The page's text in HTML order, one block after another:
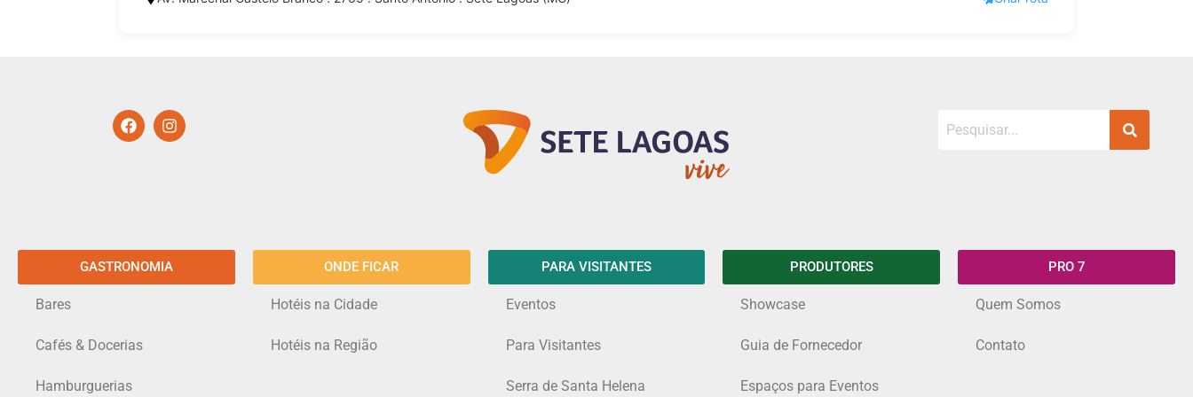
GASTRONOMIA
Bares
Cafés & Docerias
Hamburguerias
ONDE FICAR
Hotéis na Cidade
Hotéis na Região
PARA VISITANTES
Eventos
Para Visitantes
Serra de Santa Helena
PRODUTORES
Showcase
Guia de Fornecedor
Espaços para Eventos
PRO 7
Quem Somos
Contato